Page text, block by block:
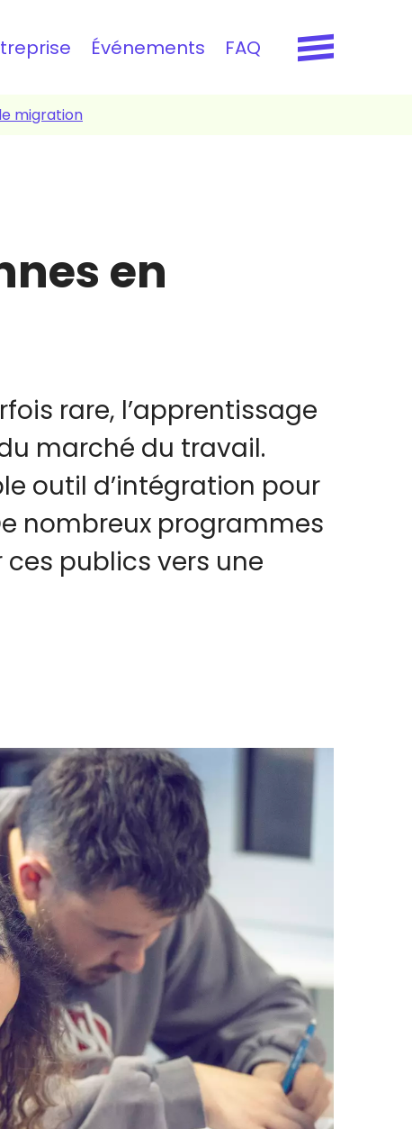
Événements FAQ
migration
en
rare, l’apprentissage
marché du travail.
outil d’intégration pour
nombreux programmes
publics vers une